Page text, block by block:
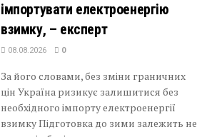
імпортувати електроенергію
взимку, – експерт
08.08.2026 0
За його словами, без зміни граничних
цін Україна ризикує залишитися без
необхідного імпорту електроенергії
взимку Підготовка до зими залежить не